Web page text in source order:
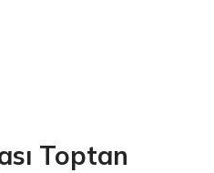
Toptan